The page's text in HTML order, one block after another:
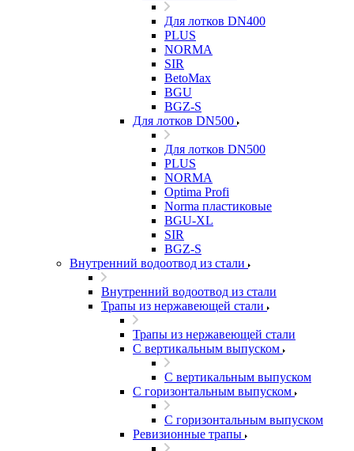
Для лотков DN400
PLUS
NORMA
SIR
BetoMax
BGU
BGZ-S
Для лотков DN500
Для лотков DN500
PLUS
NORMA
Optima Profi
Norma пластиковые
BGU-XL
SIR
BGZ-S
Внутренний водоотвод из стали
Внутренний водоотвод из стали
Трапы из нержавеющей стали
Трапы из нержавеющей стали
С вертикальным выпуском
С вертикальным выпуском
С горизонтальным выпуском
С горизонтальным выпуском
Ревизионные трапы